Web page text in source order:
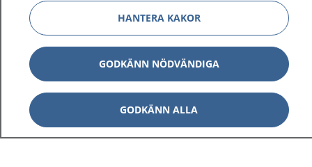
Om 1177 Visa
Kontakt Visa
Behandling av personuppgifter
Hantering av kakor
HANTERA KAKOR
GODKÄNN NÖDVÄNDIGA
GODKÄNN ALLA